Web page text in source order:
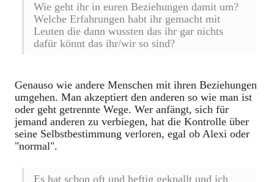
Wie geht ihr in euren Beziehungen damit um?
Welche Erfahrungen habt ihr gemacht mit
Leuten die dann wussten das ihr gar nichts
dafür könnt das ihr/wir so sind?
Genauso wie andere Menschen mit ihren Beziehungen
umgehen. Man akzeptiert den anderen so wie man ist
oder geht getrennte Wege. Wer anfängt, sich für
jemand anderen zu verbiegen, hat die Kontrolle über
seine Selbstbestimmung verloren, egal ob Alexi oder
"normal".
Es hat schon oft und heftig geknallt und ich